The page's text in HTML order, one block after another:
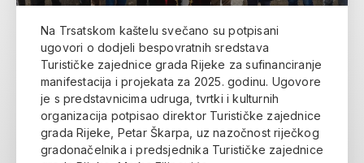
Na Trsatskom kaštelu svečano su potpisani
ugovori o dodjeli bespovratnih sredstava
Turističke zajednice grada Rijeke za sufinanciranje
manifestacija i projekata za 2025. godinu. Ugovore
je s predstavnicima udruga, tvrtki i kulturnih
organizacija potpisao direktor Turističke zajednice
grada Rijeke, Petar Škarpa, uz nazočnost riječkog
gradonačelnika i predsjednika Turističke zajednice